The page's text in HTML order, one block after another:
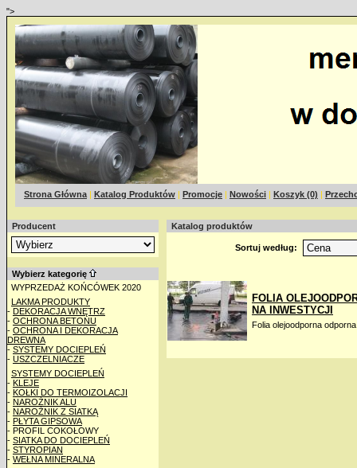
">
Strona Główna | Katalog Produktów | Promocje | Nowości | Koszyk (0) |
Producent
Wybierz kategorię
WYPRZEDAŻ KOŃCÓWEK 2020
LAKMA PRODUKTY
- DEKORACJA WNĘTRZ
- OCHRONA BETONU
- OCHRONA I DEKORACJA
DREWNA
- SYSTEMY DOCIEPLEŃ
- USZCZELNIACZE
SYSTEMY DOCIEPLEŃ
- KLEJE
- KOŁKI DO TERMOIZOLACJI
- NAROŻNIK ALU
- NAROŻNIK Z SIATKĄ
- PŁYTA GIPSOWA
- PROFIL COKOŁOWY
- SIATKA DO DOCIEPLEŃ
- STYROPIAN
- WEŁNA MINERALNA
Katalog produktów
Sortuj według:
FOLIA
NA INWESTYCJI
Folia olejoodporna